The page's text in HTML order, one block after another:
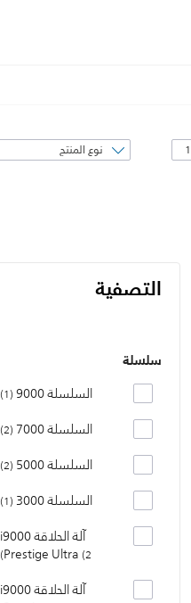
فرز
حسب
التصفية
سلسلة
السلسلة 9000 1
السلسلة 7000 2
السلسلة 5000 2
السلسلة 3000 1
آلة الحلاقة i9000
Prestige Ultra 2
آلة الحلاقة i9000